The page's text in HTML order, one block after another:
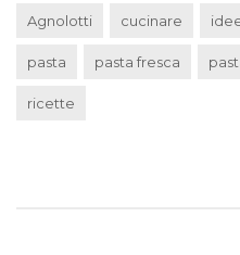
Agnolotti cucinare
pasta pasta fresca
ricette